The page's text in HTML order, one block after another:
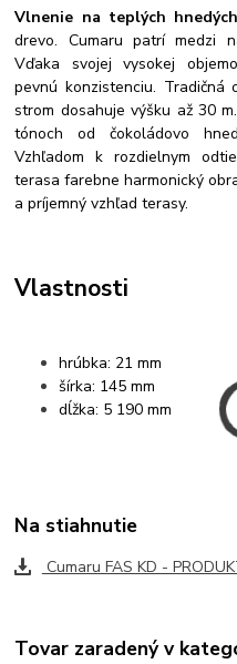
Vlnenie na teplých
drevo. Cumaru patrí medzi
Vďaka svojej vysokej
pevnú konzistenciu.
strom dosahuje výšku až 30
tónoch od čokoládovo
Vzhľadom k rozdielnym
terasa farebne harmonický
a príjemný vzhľad terasy.
Vlastnosti
hrúbka: 21 mm
šírka: 145 mm
dĺžka: 5 190 mm
Na stiahnutie
Cumaru FAS KD -
Tovar zaradený v